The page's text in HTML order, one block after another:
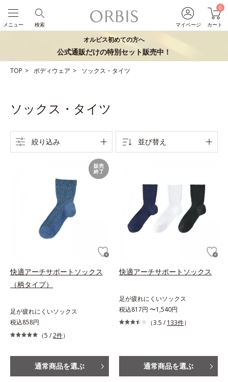
マイページ
0
カート
検索
メニュー
オルビス初めての方へ
公式通販だけの特別セット販売中！
TOP ボディウェア ソックス・タイツ
ソックス・タイツ
絞り込み 並び替え
販売
終了
快適アーチサポートソックス
（柄タイプ）
足が疲れにくいソックス
税込858円
（5 /2件）
通常商品を選ぶ
快適アーチサポートソックス
足が疲れにくいソックス
税込817円 〜1,540円
（3.5 / 133件）
通常商品を選ぶ